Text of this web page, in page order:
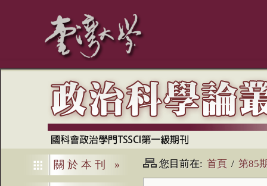
關於本刊 » 您目前在: 首頁 / 第85